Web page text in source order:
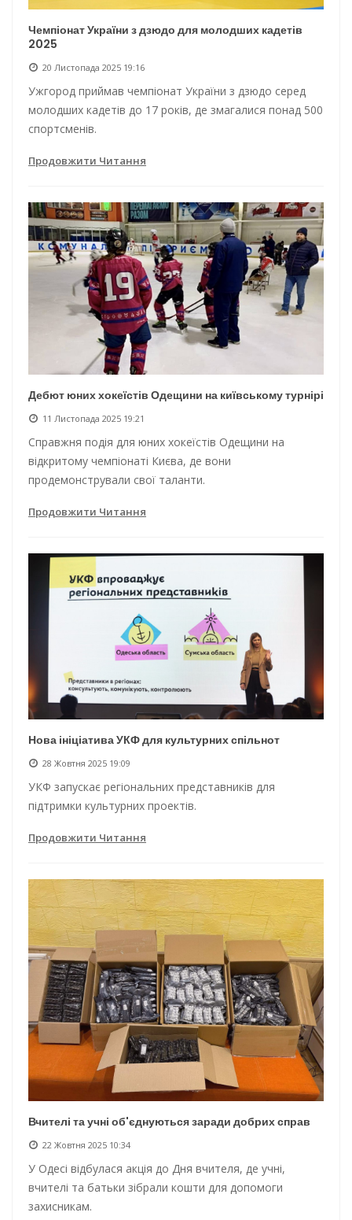
Чемпіонат України з дзюдо для молодших кадетів
2025
20 Листопада 2025 19:16
Ужгород приймав чемпіонат України з дзюдо серед
молодших кадетів до 17 років, де змагалися понад 500
спортсменів.
Продовжити Читання
Дебют юних хокеїстів Одещини на київському турнірі
11 Листопада 2025 19:21
Справжня подія для юних хокеїстів Одещини на
відкритому чемпіонаті Києва, де вони
продемонстрували свої таланти.
Продовжити Читання
Нова ініціатива УКФ для культурних спільнот
28 Жовтня 2025 19:09
УКФ запускає регіональних представників для
підтримки культурних проектів.
Продовжити Читання
Вчителі та учні об'єднуються заради добрих справ
22 Жовтня 2025 10:34
У Одесі відбулася акція до Дня вчителя, де учні,
вчителі та батьки зібрали кошти для допомоги
захисникам.